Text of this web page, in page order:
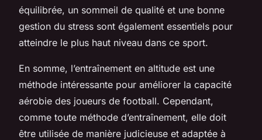
équilibrée, un sommeil de qualité et une bonne
gestion du stress sont également essentiels pour
atteindre le plus haut niveau dans ce sport.
En somme, l’entraînement en altitude est une
méthode intéressante pour améliorer la capacité
aérobie des joueurs de football. Cependant,
comme toute méthode d’entraînement, elle doit
être utilisée de manière judicieuse et adaptée à